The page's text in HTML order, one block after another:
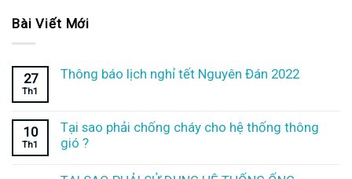
Bài Viết Mới
27
Th1
Thông báo lịch nghỉ tết Nguyên Đán 2022
10
Th1
Tại sao phải chống cháy cho hệ thống thông
gió ?